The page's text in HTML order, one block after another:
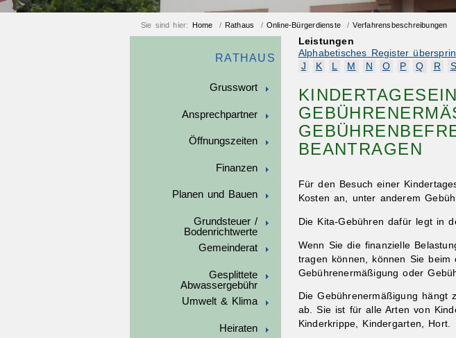
Sie sind hier: Home / Rathaus / Online-Bürgerdienste /Verfahrensbeschreibungen
RATHAUS
Grusswort
Ansprechpartner
Öffnungszeiten
Finanzen
Planen und Bauen
Grundsteuer /
Bodenrichtwerte
Gemeinderat
Gesplittete
Abwassergebühr
Umwelt & Klima
Heiraten
Leistungen
Alphabetisches Register
J
K L M N O P Q R S
EANTRAGEN
Für den Besuch einer
Kosten an, unter anderem
Die Kita-Gebühren dafür legt in
Wenn Sie die finanzielle
tragen können, können Sie beim
Gebührenermäßigung oder
Die Gebührenermäßigung hängt
ab. Sie ist für alle Arten von
Kinderkrippe, Kindergarten, Hort.